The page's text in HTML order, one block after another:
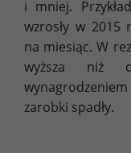
i mniej.
wzrosły w
na miesiąc. W
wyższa niż
zarobki spadły.